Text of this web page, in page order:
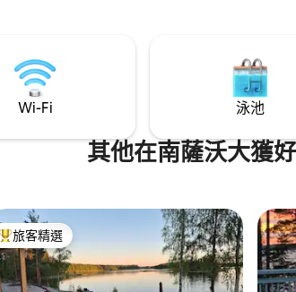
Wi-Fi 泳池
其他在南薩沃大獲
旅客精選榜首
旅客精選